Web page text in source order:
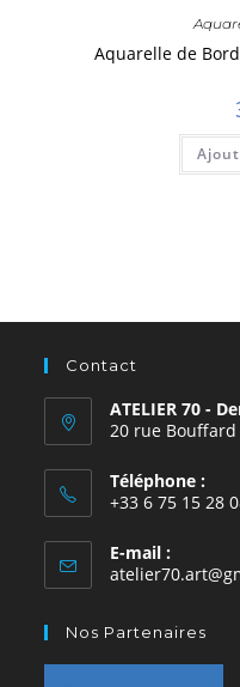
Aquarelle de
Contact
ATELIER 70 -
20 rue Bouffard
Téléphone :
+33 6 75 15 28
E-mail :
Nos Partenaires